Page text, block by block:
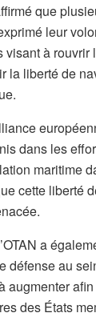
que
leur
visant à rouvrir
la liberté de
dans les
maritime
cette liberté
a
défense au
augmenter
des États